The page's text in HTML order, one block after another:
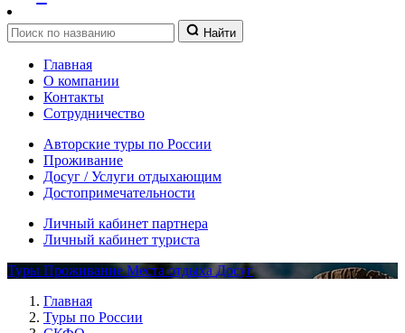
Найти
Главная
О компании
Контакты
Сотрудничество
Авторские туры по России
Проживание
Досуг / Услуги отдыхающим
Достопримечательности
Личный кабинет партнера
Личный кабинет туриста
Туры ПроживаниеМеста отдыха Досуг
Главная
Туры по России